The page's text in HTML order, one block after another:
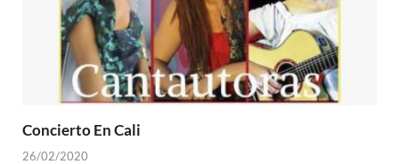
Concierto En Cali
26/02/2020